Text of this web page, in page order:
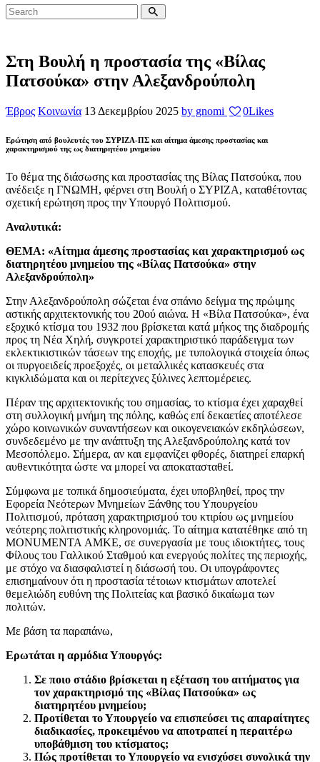
Στη Βουλή η προστασία της «Βίλας
Πατσούκα» στην Αλεξανδρούπολη
Έβρος Κοινωνία 13 Δεκεμβρίου 2025 by gnomi 0Likes
Ερώτηση από βουλευτές του ΣΥΡΙΖΑ-ΠΣ και αίτημα άμεσης προστασίας και
χαρακτηρισμού της ως διατηρητέου μνημείου
Το θέμα της διάσωσης και προστασίας της Βίλας Πατσούκα, που
ανέδειξε η ΓΝΩΜΗ, φέρνει στη Βουλή ο ΣΥΡΙΖΑ, καταθέτοντας
σχετική ερώτηση προς την Υπουργό Πολιτισμού.
Αναλυτικά:
ΘΕΜΑ: «Αίτημα άμεσης προστασίας και χαρακτηρισμού ως
διατηρητέου μνημείου της «Βίλας Πατσούκα» στην
Αλεξανδρούπολη»
Στην Αλεξανδρούπολη σώζεται ένα σπάνιο δείγμα της πρώιμης
αστικής αρχιτεκτονικής του 20ού αιώνα. Η «Βίλα Πατσούκα», ένα
εξοχικό κτίσμα του 1932 που βρίσκεται κατά μήκος της διαδρομής
προς τη Νέα Χηλή, συγκροτεί χαρακτηριστικό παράδειγμα των
εκλεκτικιστικών τάσεων της εποχής, με τυπολογικά στοιχεία όπως
οι πυργοειδείς προεξοχές, οι μεταλλικές κατασκευές στα
κιγκλιδώματα και οι περίτεχνες ξύλινες λεπτομέρειες.
Πέραν της αρχιτεκτονικής του σημασίας, το κτίσμα έχει χαραχθεί
στη συλλογική μνήμη της πόλης, καθώς επί δεκαετίες αποτέλεσε
χώρο κοινωνικών συναντήσεων και οικογενειακών εκδηλώσεων,
συνδεδεμένο με την ανάπτυξη της Αλεξανδρούπολης κατά τον
Μεσοπόλεμο. Σήμερα, αν και εμφανίζει φθορές, διατηρεί επαρκή
αυθεντικότητα ώστε να μπορεί να αποκατασταθεί.
Σύμφωνα με τοπικά δημοσιεύματα, έχει υποβληθεί, προς την
Εφορεία Νεότερων Μνημείων Ξάνθης του Υπουργείου
Πολιτισμού, πρόταση χαρακτηρισμού του κτιρίου ως μνημείου
νεότερης πολιτιστικής κληρονομιάς. Το αίτημα κατατέθηκε από τη
MONUMENTA ΑΜΚΕ, σε συνεργασία με τους ιδιοκτήτες, τους
Φίλους του Γαλλικού Σταθμού και ενεργούς πολίτες της περιοχής,
με στόχο να διασφαλιστεί η διάσωσή του. Οι υπογράφοντες
επισημαίνουν ότι η προστασία τέτοιων κτισμάτων αποτελεί
θεμελιώδη ευθύνη της Πολιτείας και βασικό δικαίωμα των
πολιτών.
Με βάση τα παραπάνω,
Ερωτάται η αρμόδια Υπουργός:
Σε ποιο στάδιο βρίσκεται η εξέταση του αιτήματος για
τον χαρακτηρισμό της «Βίλας Πατσούκα» ως
διατηρητέου μνημείου;
Προτίθεται το Υπουργείο να επισπεύσει τις απαραίτητες
διαδικασίες, προκειμένου να αποτραπεί η περαιτέρω
υποβάθμιση του κτίσματος;
Πώς προτίθεται το Υπουργείο να ενισχύσει συνολικά την